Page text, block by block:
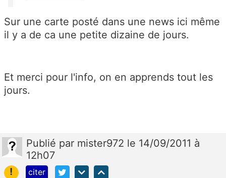
Sur une carte posté dans une news ici même
il y a de ca une petite dizaine de jours.
Et merci pour l'info, on en apprends tout les
jours.
Publié par mister972 le 14/09/2011 à
12h07
!
citer